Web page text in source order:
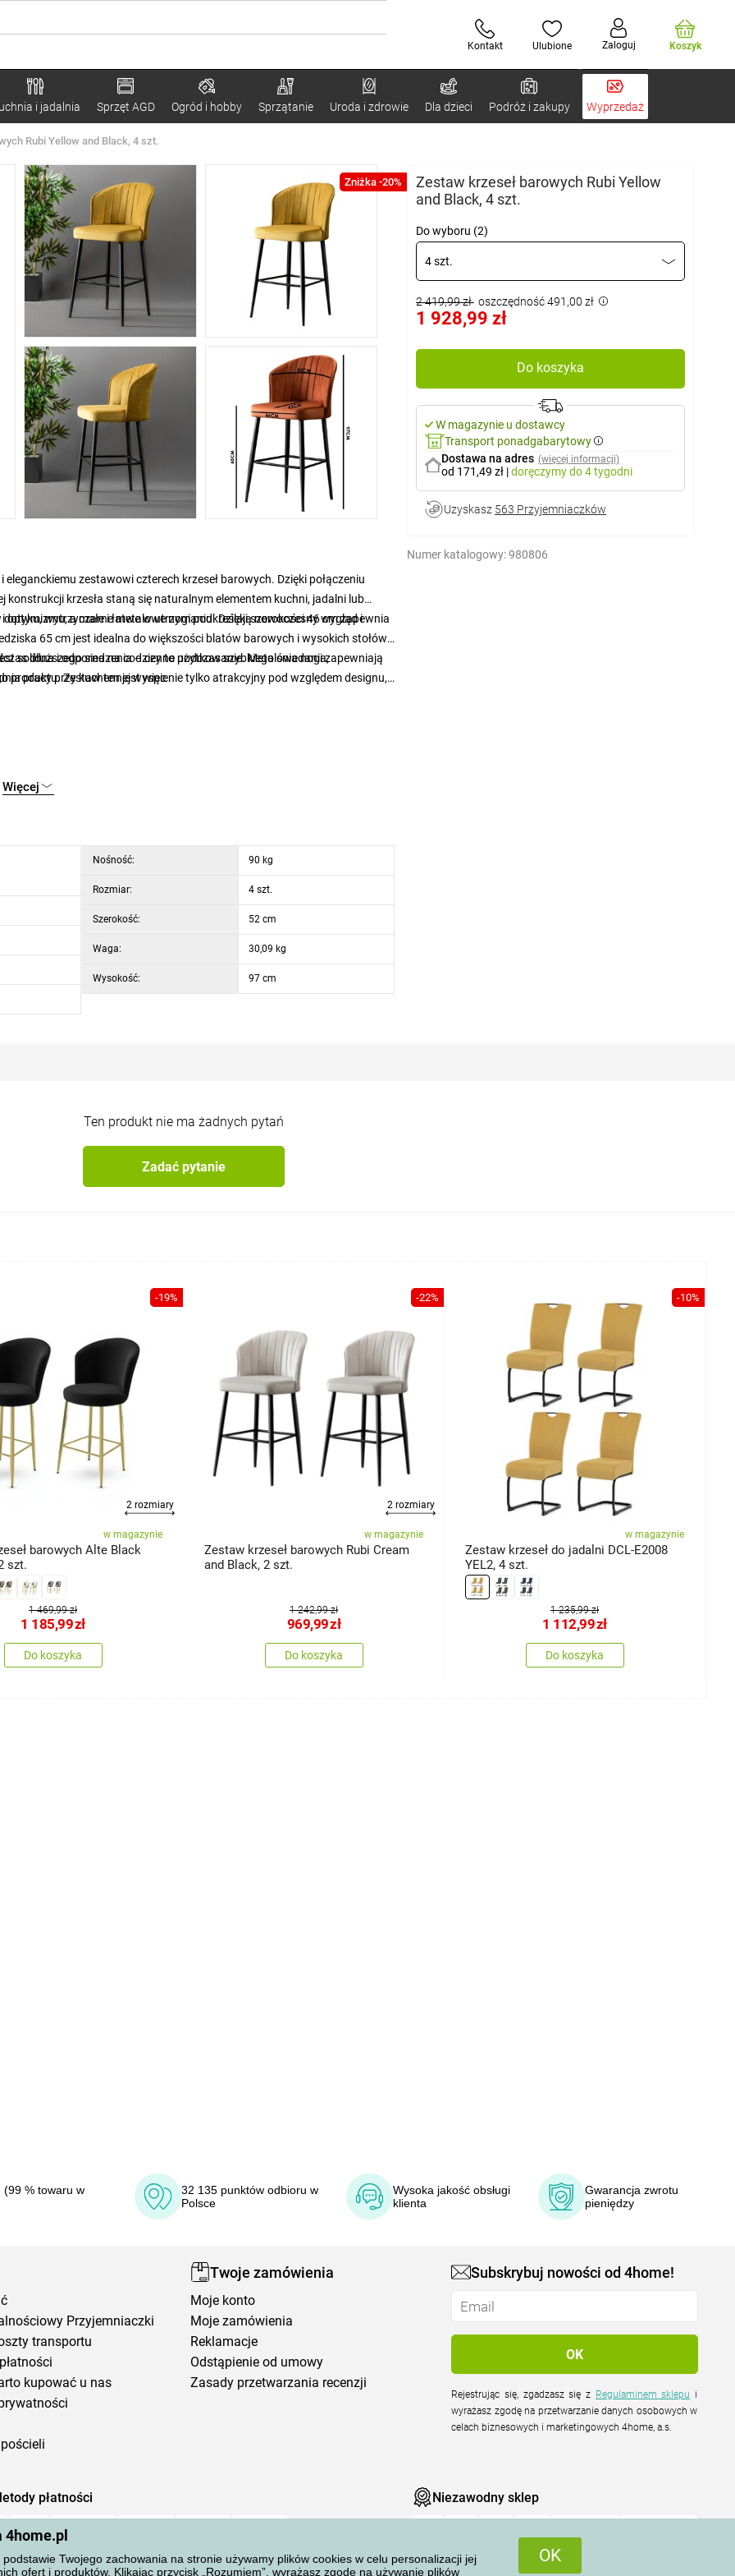
4home.pl
Twojego zachowania na stronie używamy plików cookies w celu personalizacji jej
ofert i produktów. Klikając przycisk „Rozumiem”, wyrażasz zgodę na używanie plików
OK
Kontakt Ulubione Zaloguj Koszyk
i jadalnia Sprzęt AGD Ogród i hobby Sprzątanie Uroda i zdrowie Dla dzieci Podróż i zakupy Wyprzedaż
Rubi Yellow and Black, 4 szt.
Zniżka -20%
Zestaw krzeseł barowych Rubi Yellow
and Black, 4 szt.
Do wyboru (2)
4 szt.
2 419,99 zł oszczędność 491,00 zł
1 928,99 zł
Do koszyka
W magazynie u dostawcy
Transport ponadgabarytowy
Dostawa na adres (więcej informacji)
od 171,49 zł |doręczymydo 4 tygodni
Uzyskasz 563 Przyjemniaczków
Numer katalogowy:980806
zestawowi czterech krzeseł barowych. Dzięki połączeniu
krzesła staną się naturalnym elementem kuchni, jadalni lub
a czarne metalowe nogi podkreślają nowoczesny wygląd i
wytrzymałe i łatwe w utrzymaniu. Dzięki szerokości 46 cm zapewnia
65 cm jest idealna do większości blatów barowych i wysokich stołów.
dłuższego siedzenia – czy to podczas szybkiego śniadania,
pracy przy kuchennej wyspie.
solidna i odporna na codzienne użytkowanie. Metalowe nogi zapewniają
produktu. Zestaw ten jest więc nie tylko atrakcyjny pod względem designu,
Więcej
Nośność: 90 kg
Rozmiar: 4 szt.
Szerokość: 52 cm
Waga: 30,09 kg
Wysokość: 97 cm
Ten produkt nie ma żadnych pytań
Zadać pytanie
-19%
2 rozmiary
w magazynie
barowych Alte Black
szt.
1 469,99 zł
1 185,99zł
Do koszyka
-22%
2 rozmiary
w magazynie
Zestaw krzeseł barowych Rubi Cream
and Black, 2 szt.
1 242,99 zł
969,99zł
Do koszyka
-10%
w magazynie
Zestaw krzeseł do jadalni DCL-E2008
YEL2, 4 szt.
1 235,99 zł
1 112,99zł
Do koszyka
(99 % towaru w
32 135 punktów odbioru w
Polsce
Wysoka jakość obsługi
klienta
Gwarancja zwrotu
pieniędzy
Przyjemniaczki
transportu
kupować u nas
Twoje zamówienia
Moje konto
Moje zamówienia
Reklamacje
Odstąpienie od umowy
Zasady przetwarzania recenzji
Subskrybuj nowości od 4home!
Rejestrując się, zgadzasz się z Regulaminem sklepu
wyrażasz zgodę na przetwarzanie danych osobowych w
celach biznesowych i marketingowych 4home, a.s.
płatności Niezawodny sklep